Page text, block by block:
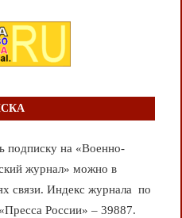
подписку на «Военно-
журнал» можно в
связи. Индекс журнала по
России» – 39887.